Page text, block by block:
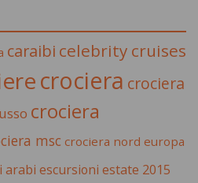
caraibi celebrity cruises
crociera crociera
crociera
msc crociera nord europa
arabi escursioni estate 2015